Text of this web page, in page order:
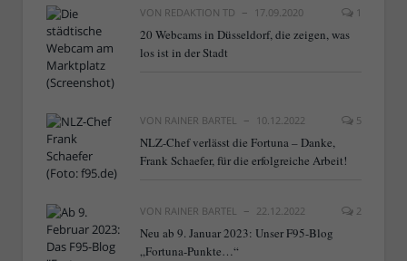
VON REDAKTION TD 17.09.2020 1
20 Webcams in Düsseldorf, die zeigen, was
los ist in der Stadt
VON RAINER BARTEL 10.12.2022 5
NLZ-Chef verlässt die Fortuna – Danke,
Frank Schaefer, für die erfolgreiche Arbeit!
VON RAINER BARTEL 22.12.2022 2
Neu ab 9. Januar 2023: Unser F95-Blog
„Fortuna-Punkte…“